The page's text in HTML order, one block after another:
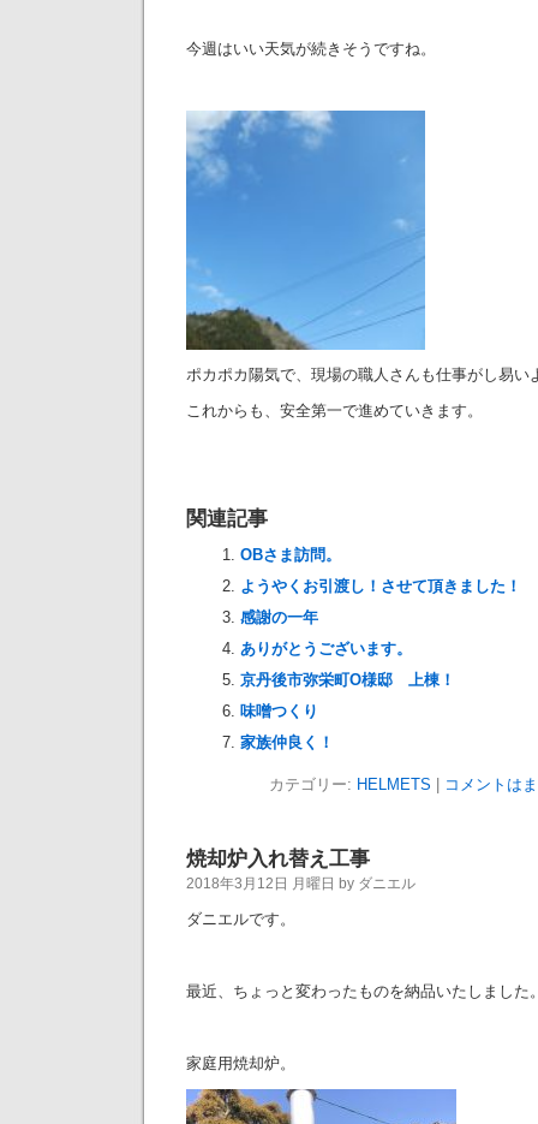
今週はいい天気が続きそうですね。
ポカポカ陽気で、現場の職人さんも仕事がし易い
これからも、安全第一で進めていきます。
関連記事
OBさま訪問。
ようやくお引渡し！させて頂きました！
感謝の一年
ありがとうございます。
京丹後市弥栄町O様邸 上棟！
味噌つくり
家族仲良く！
カテゴリー: HELMETS コメントは
焼却炉入れ替え工事
2018年3月12日 月曜日 by ダニエル
ダニエルです。
最近、ちょっと変わったものを納品いたしました
家庭用焼却炉。